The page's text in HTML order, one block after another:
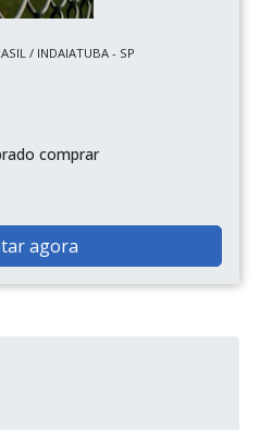
/ INDAIATUBA - SP
comprar
agora